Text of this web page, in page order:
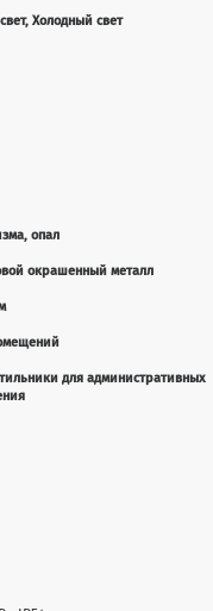
Холодный свет
опал
окрашенный металл
для административных